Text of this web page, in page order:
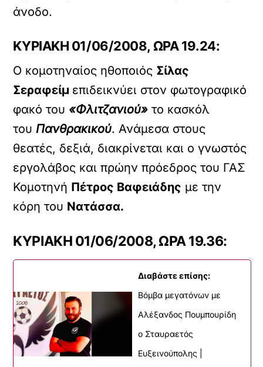
άνοδο.
ΚΥΡΙΑΚΗ 01/06/2008, ΩΡΑ 19.24:
Ο κομοτηναίος ηθοποιός Σίλας
Σεραφείμ επιδεικνύει στον φωτογραφικό
φακό του «Φλιτζανιού» το κασκόλ
τουΠανθρακικού. Ανάμεσα στους
θεατές, δεξιά, διακρίνεται και ο γνωστός
εργολάβος και πρώην πρόεδρος του ΓΑΣ
Κομοτηνή Πέτρος Βαφειάδης με την
κόρη του Νατάσσα.
ΚΥΡΙΑΚΗ 01/06/2008, ΩΡΑ 19.36:
Διαβάστε επίσης:
Βόμβα μεγατόνων με
Αλέξανδος Πουμπουρίδη
ο Σταυραετός
Ευξεινούπολης |